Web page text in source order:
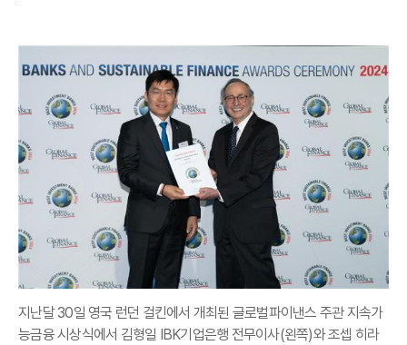
지난달 30일 영국 런던 걸킨에서 개최된 글로벌파이낸스 주관 지속가
능금융 시상식에서 김형일 IBK기업은행 전무이사(왼쪽)와 조셉 히라